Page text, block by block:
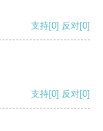
支持[0] 反对[0]
支持[0] 反对[0]